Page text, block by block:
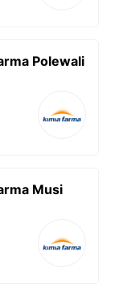
Polewali
Musi